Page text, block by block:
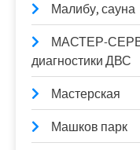
Малибу, сауна
МАСТЕР-
диагностики ДВС
Мастерская
Машков парк